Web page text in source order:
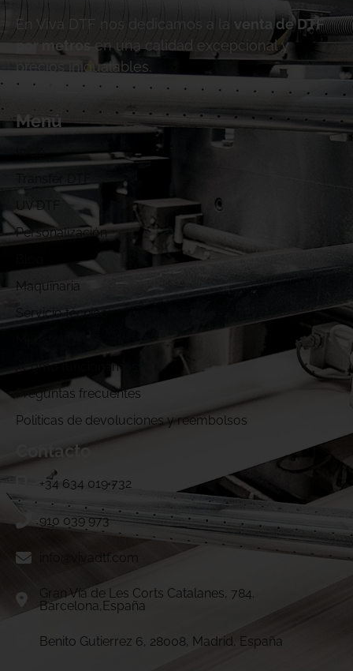
En Viva DTF nos dedicamos a la
venta de DTF
por metros
en una calidad excepcional y
precios inigualables.
Menú
UV DTF
Personalización
Maquinaria
Servicio técnico
¿Cómo funcionamos?
Preguntas frecuentes
Politicas de devoluciones y reembolsos
Contacto
+34 634 019 732
910 039 973
info@vivadtf.com
Gran Vía de Les Corts Catalanes, 784.
Barcelona,España
Benito Gutierrez 6, 28008, Madrid, España